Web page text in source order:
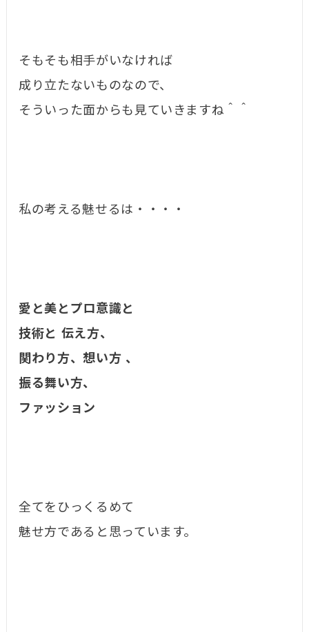
そもそも相手がいなければ
成り立たないものなので、
そういった面からも見ていきますね＾＾
私の考える魅せるは・・・・
愛と美とプロ意識と
技術と 伝え方、
関わり方、想い方 、
振る舞い方、
ファッション
全てをひっくるめて
魅せ方であると思っています。